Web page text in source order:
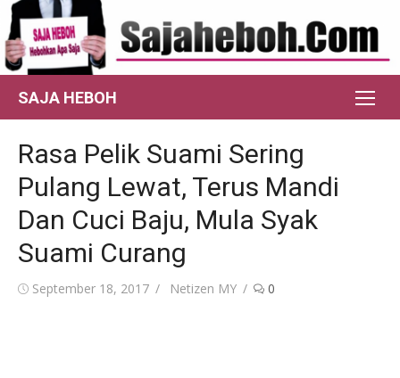
Skip
to
content
SAJA HEBOH
Rasa Pelik Suami Sering
Pulang Lewat, Terus Mandi
Dan Cuci Baju, Mula Syak
Suami Curang
Posted
September 18, 2017 Author
Netizen MY 0